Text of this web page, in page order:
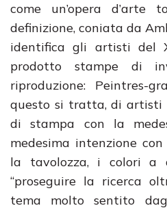
come un’opera d’arte
definizione, coniata da
identifica gli artisti del
prodotto stampe di
riproduzione: Peintres-
questo si tratta, di artisti
di stampa con la
medesima intenzione
la tavolozza, i colori a
“proseguire la ricerca
tema molto sentito